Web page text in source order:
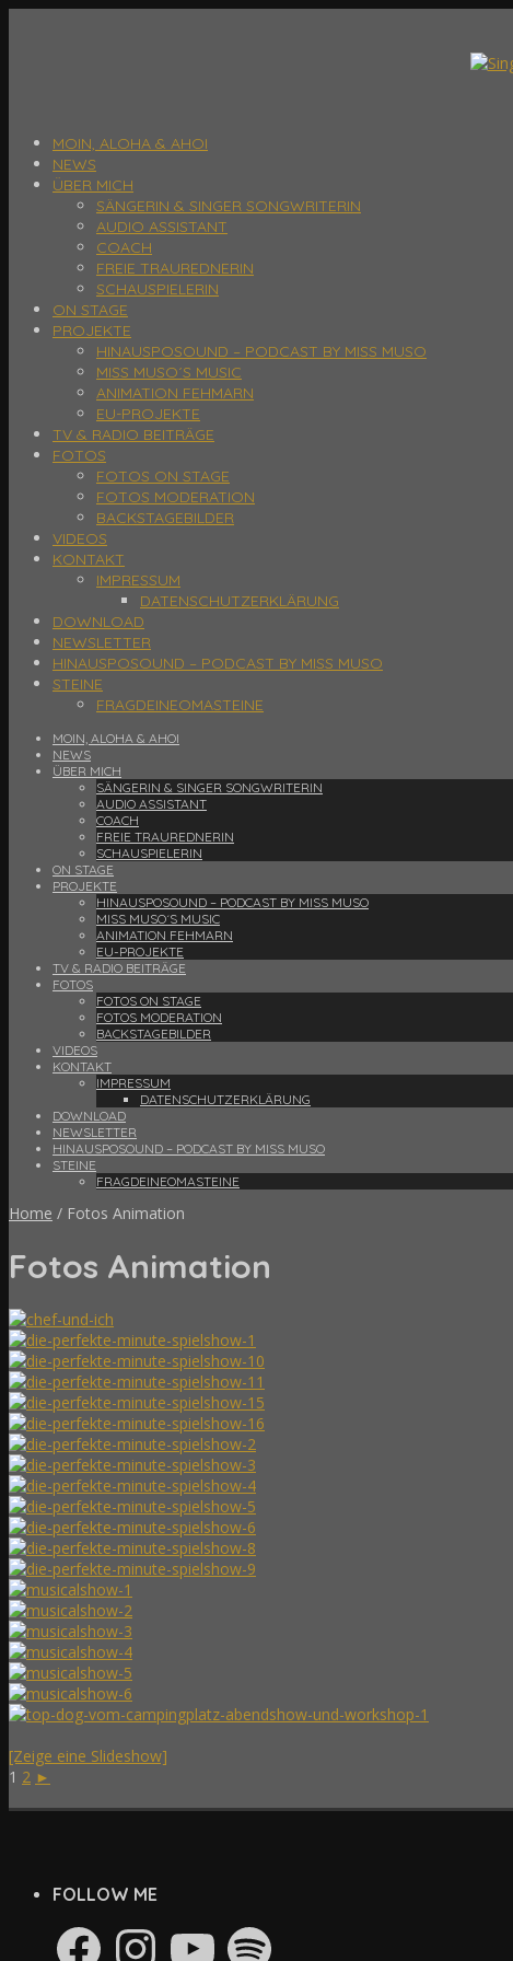
MOIN, ALOHA & AHOI
NEWS
ÜBER MICH
SÄNGERIN & SINGER SONGWRITERIN
AUDIO ASSISTANT
COACH
FREIE TRAUREDNERIN
SCHAUSPIELERIN
ON STAGE
PROJEKTE
HINAUSPOSOUND – PODCAST BY MISS MUSO
MISS MUSO´S MUSIC
ANIMATION FEHMARN
EU-PROJEKTE
TV & RADIO BEITRÄGE
FOTOS
FOTOS ON STAGE
FOTOS MODERATION
BACKSTAGEBILDER
VIDEOS
KONTAKT
IMPRESSUM
DATENSCHUTZERKLÄRUNG
DOWNLOAD
NEWSLETTER
HINAUSPOSOUND – PODCAST BY MISS MUSO
STEINE
FRAGDEINEOMASTEINE
MOIN, ALOHA & AHOI
NEWS
ÜBER MICH
SÄNGERIN & SINGER SONGWRITERIN
AUDIO ASSISTANT
COACH
FREIE TRAUREDNERIN
SCHAUSPIELERIN
ON STAGE
PROJEKTE
HINAUSPOSOUND – PODCAST BY MISS MUSO
MISS MUSO´S MUSIC
ANIMATION FEHMARN
EU-PROJEKTE
TV & RADIO BEITRÄGE
FOTOS
FOTOS ON STAGE
FOTOS MODERATION
BACKSTAGEBILDER
VIDEOS
KONTAKT
IMPRESSUM
DATENSCHUTZERKLÄRUNG
DOWNLOAD
NEWSLETTER
HINAUSPOSOUND – PODCAST BY MISS MUSO
STEINE
FRAGDEINEOMASTEINE
Home / Fotos Animation
Fotos Animation
[Zeige eine Slideshow]
1 2 ►
FOLLOW ME
FacebookInstagramYouTube Spotify